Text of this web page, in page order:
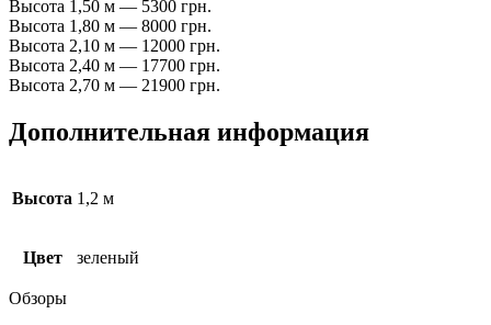
Высота 1,50 м — 5300 грн.
Высота 1,80 м — 8000 грн.
Высота 2,10 м — 12000 грн.
Высота 2,40 м — 17700 грн.
Высота 2,70 м — 21900 грн.
Дополнительная информация
Высота 1,2 м
Цвет зеленый
Обзоры